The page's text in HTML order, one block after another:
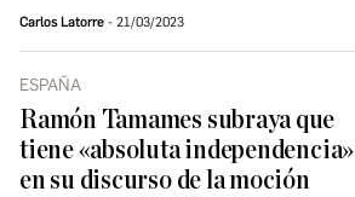
Carlos Latorre 21/03/2023
ESPAÑA
Ramón Tamames subraya que
tiene «absoluta independencia»
en su discurso de la moción